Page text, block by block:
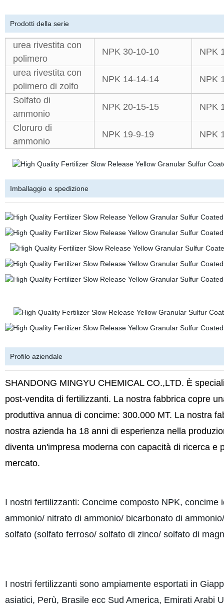
Prodotti della serie
urea rivestita con
polimero
NPK 30-10-10 NPK
urea rivestita con
polimero di zolfo
NPK 14-14-14 NPK
Solfato di
ammonio
NPK 20-15-15 NPK
Cloruro di
ammonio
NPK 19-9-19 NPK
Imballaggio e spedizione
Profilo aziendale
SHANDONG MINGYU CHEMICAL CO.,LTD. È
post-vendita di fertilizzanti. La nostra fabbrica copre
produttiva annua di concime: 300.000 MT. La nostra
nostra azienda ha 18 anni di esperienza nella
diventa un'impresa moderna con capacità di ricerca
mercato.
I nostri fertilizzanti: Concime composto NPK,
ammonio/ nitrato di ammonio/ bicarbonato di
solfato (solfato ferroso/ solfato di zinco/ solfato di
I nostri fertilizzanti sono ampiamente esportati in
asiatici, Perù, Brasile ecc Sud America, Emirati Arabi